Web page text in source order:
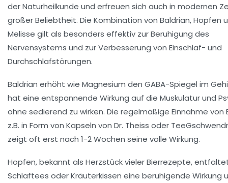
der Naturheilkunde und erfreuen sich auch in modernen
großer Beliebtheit. Die Kombination von Baldrian, Hopfen
Melisse gilt als besonders effektiv zur Beruhigung des
Nervensystems und zur Verbesserung von Einschlaf- und
Durchschlafstörungen.
Baldrian erhöht wie Magnesium den GABA-Spiegel im
hat eine entspannende Wirkung auf die Muskulatur und
ohne sedierend zu wirken. Die regelmäßige Einnahme von
z.B. in Form von Kapseln von Dr. Theiss oder
zeigt oft erst nach 1-2 Wochen seine volle Wirkung.
Hopfen, bekannt als Herzstück vieler Bierrezepte,
Schlaftees oder Kräuterkissen eine beruhigende Wirkung